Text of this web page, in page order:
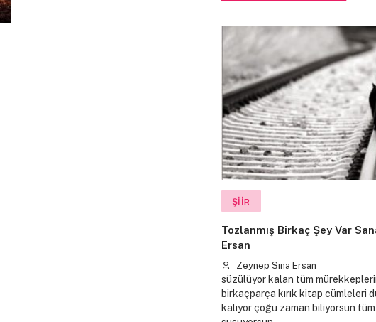
ŞIIR
Tozlanmış Birkaç Şey Var
Ersan
Zeynep Sina Ersan
süzülüyor kalan tüm
birkaçparça kırık kitap cümleleri
kalıyor çoğu zaman biliyorsun